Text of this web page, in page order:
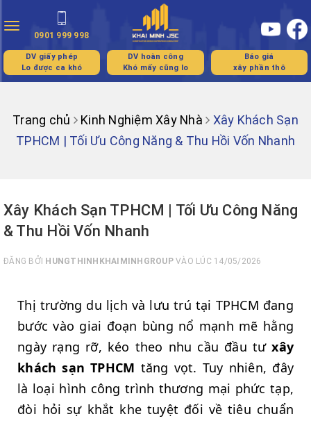
Toggle
navigation
0901 999 998
DV giấy phép
Lo được ca khó
DV hoàn công
Khó mấy cũng lo
Báo giá
xây phần thô
Trang chủ Kinh Nghiệm Xây Nhà
Xây Khách Sạn
TPHCM | Tối Ưu Công Năng & Thu Hồi Vốn Nhanh
Xây Khách Sạn TPHCM | Tối Ưu Công Năng
& Thu Hồi Vốn Nhanh
ĐĂNG BỞI HUNGTHINHKHAIMINHGROUPVÀO LÚC 14/05/2026
Thị trường du lịch và lưu trú tại TPHCM đang
bước vào giai đoạn bùng nổ mạnh mẽ hằng
ngày rạng rỡ, kéo theo nhu cầu đầu tưxây
khách sạn TPHCM tăng vọt. Tuy nhiên, đây
là loại hình công trình thương mại phức tạp,
đòi hỏi sự khắt khe tuyệt đối về tiêu chuẩn